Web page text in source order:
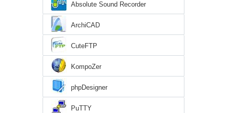
Absolute Sound Recorder
ArchiCAD
CuteFTP
KompoZer
phpDesigner
PuTTY